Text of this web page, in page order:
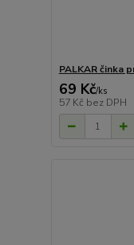
PALKAR činka
69 Kč/ks
57 Kč bez DPH